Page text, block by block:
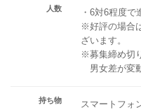
人数
・6対6程度で
※好評の場合
ざいます。
※募集締め切
男女差が変
持ち物
スマートフォ